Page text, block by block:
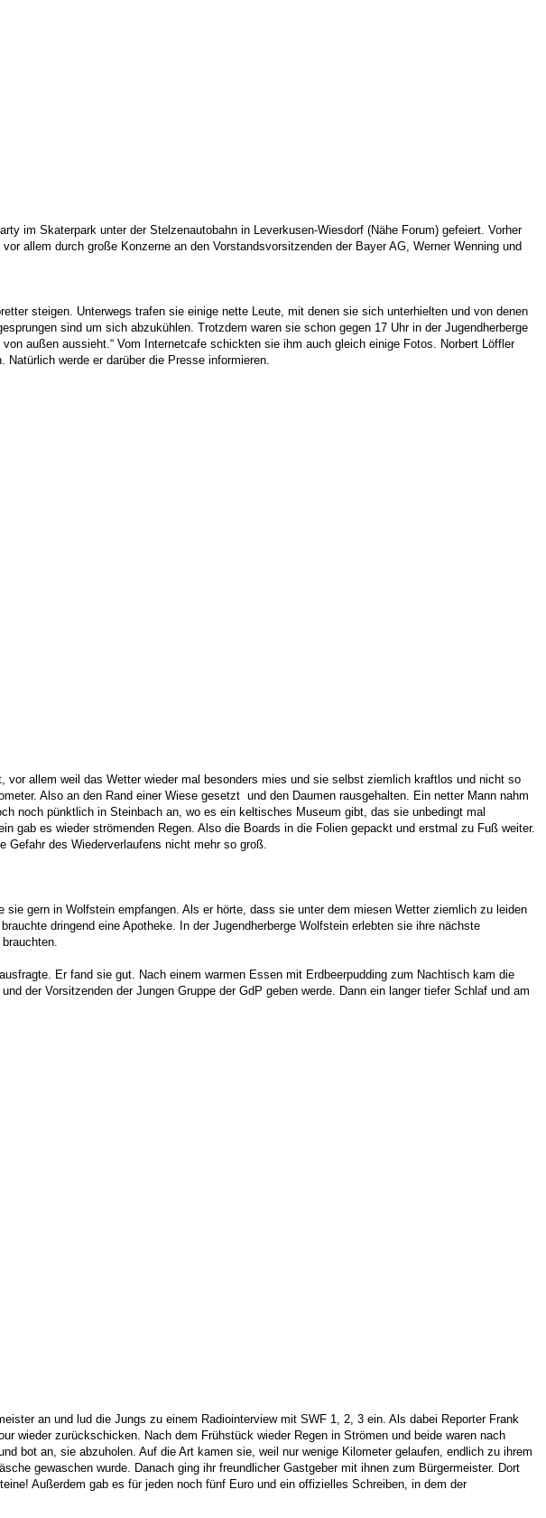
im Skaterpark unter der Stelzenautobahn in Leverkusen-Wiesdorf (Nähe Forum) gefeiert. Vorher
allem durch große Konzerne an den Vorstandsvorsitzenden der Bayer AG, Werner Wenning und
steigen. Unterwegs trafen sie einige nette Leute, mit denen sie sich unterhielten und von denen
sind um sich abzukühlen. Trotzdem waren sie schon gegen 17 Uhr in der Jugendherberge
außen aussieht.“ Vom Internetcafe schickten sie ihm auch gleich einige Fotos. Norbert Löffler
werde er darüber die Presse informieren.
allem weil das Wetter wieder mal besonders mies und sie selbst ziemlich kraftlos und nicht so
Also an den Rand einer Wiese gesetzt und den Daumen rausgehalten. Ein netter Mann nahm
noch pünktlich in Steinbach an, wo es ein keltisches Museum gibt, das sie unbedingt mal
gab es wieder strömenden Regen. Also die Boards in die Folien gepackt und erstmal zu Fuß weiter.
Gefahr des Wiederverlaufens nicht mehr so groß.
gern in Wolfstein empfangen. Als er hörte, dass sie unter dem miesen Wetter ziemlich zu leiden
dringend eine Apotheke. In der Jugendherberge Wolfstein erlebten sie ihre nächste
Er fand sie gut. Nach einem warmen Essen mit Erdbeerpudding zum Nachtisch kam die
der Vorsitzenden der Jungen Gruppe der GdP geben werde. Dann ein langer tiefer Schlaf und am
an und lud die Jungs zu einem Radiointerview mit SWF 1, 2, 3 ein. Als dabei Reporter Frank
wieder zurückschicken. Nach dem Frühstück wieder Regen in Strömen und beide waren nach
bot an, sie abzuholen. Auf die Art kamen sie, weil nur wenige Kilometer gelaufen, endlich zu ihrem
gewaschen wurde. Danach ging ihr freundlicher Gastgeber mit ihnen zum Bürgermeister. Dort
Außerdem gab es für jeden noch fünf Euro und ein offizielles Schreiben, in dem der